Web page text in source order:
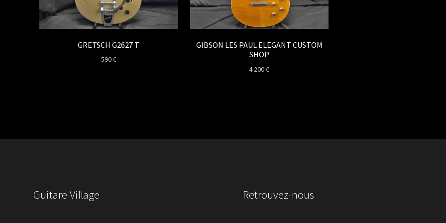
GRETSCH G2627 T
590€
GIBSON LES PAUL ELEGANT CUSTOM
SHOP
4 200€
Guitare Village Retrouvez-nous